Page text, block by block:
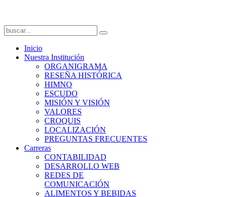
Inicio
Nuestra Institución
ORGANIGRAMA
RESEÑA HISTÓRICA
HIMNO
ESCUDO
MISIÓN Y VISIÓN
VALORES
CROQUIS
LOCALIZACIÓN
PREGUNTAS FRECUENTES
Carreras
CONTABILIDAD
DESARROLLO WEB
REDES DE
COMUNICACIÓN
ALIMENTOS Y BEBIDAS